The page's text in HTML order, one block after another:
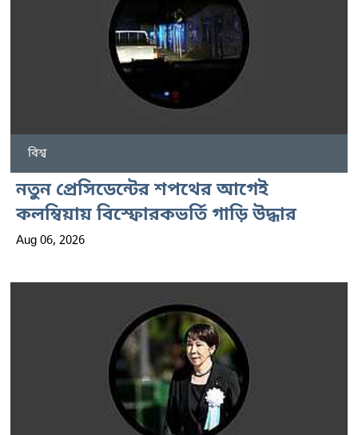
বিশ্ব
নতুন প্রেসিডেন্টের শপথের আগেই
কলম্বিয়ায় বিস্ফোরকভর্তি গাড়ি উদ্ধার
Aug 06, 2026